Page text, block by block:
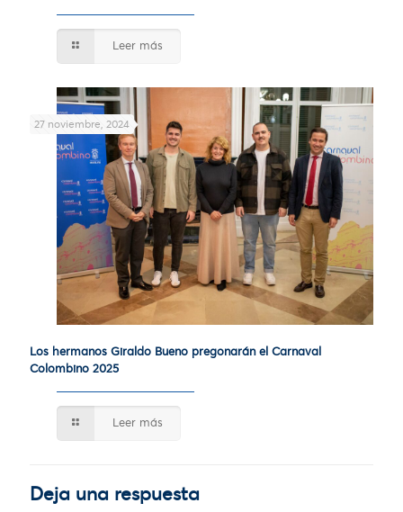
Leer más
27 noviembre, 2024
Los hermanos Giraldo Bueno pregonarán el Carnaval
Colombino 2025
Leer más
Deja una respuesta